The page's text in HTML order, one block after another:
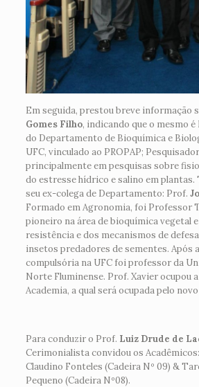
Em seguida, prestou breve informação
Gomes Filho, indicando que o mesmo
do Departamento de Bioquímica e
UFC, vinculado ao PROPAP;
principalmente em pesquisas sobre
do estresse hídrico e salino em
seu ex-colega de Departamento: Prof.
Formado em Agronomia, foi Professor
pioneiro na área de bioquímica vegetal
resistência e dos mecanismos de
insetos predadores de sementes. Após
compulsória na UFC foi professor da
Norte Fluminense. Prof. Xavier ocupou a
Academia, a qual será ocupada pelo
Para conduzir o Prof. Luiz Drude de
Cerimonialista convidou os
Claudino Fonteles (Cadeira Nº 09) &
Pequeno (Cadeira Nº08).